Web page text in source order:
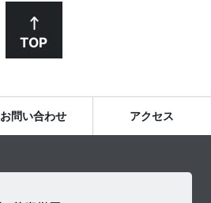
TOP
お問い合わせ アクセス